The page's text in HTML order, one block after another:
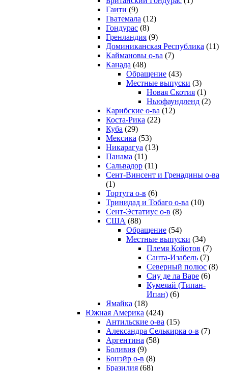
Гаити (9)
Гватемала (12)
Гондурас (8)
Гренландия (9)
Доминиканская Республика (11)
Каймановы о-ва (7)
Канада (48)
Обращение (43)
Местные выпуски (3)
Новая Скотия (1)
Ньюфаундленд (2)
Карибские о-ва (12)
Коста-Рика (22)
Куба (29)
Мексика (53)
Никарагуа (13)
Панама (11)
Сальвадор (11)
Сент-Винсент и Гренадины о-ва
(1)
Тортуга о-в (6)
Тринидад и Тобаго о-ва (10)
Сент-Эстатиус о-в (8)
США (88)
Обращение (54)
Местные выпуски (34)
Племя Койотов (7)
Санта-Изабель (7)
Северный полюс (8)
Сиу де ла Варе (6)
Кумеяай (Типан-
Ипан) (6)
Ямайка (18)
Южная Америка (424)
Антильские о-ва (15)
Александра Селькирка о-в (7)
Аргентина (58)
Боливия (9)
Бонэйр о-в (8)
Бразилия (68)